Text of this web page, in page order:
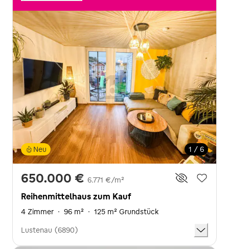
1 / 6
Neu
650.000 € 6.771 €/m²
Reihenmittelhaus zum Kauf
4 Zimmer · 96 m² · 125 m² Grundstück
Lustenau (6890)